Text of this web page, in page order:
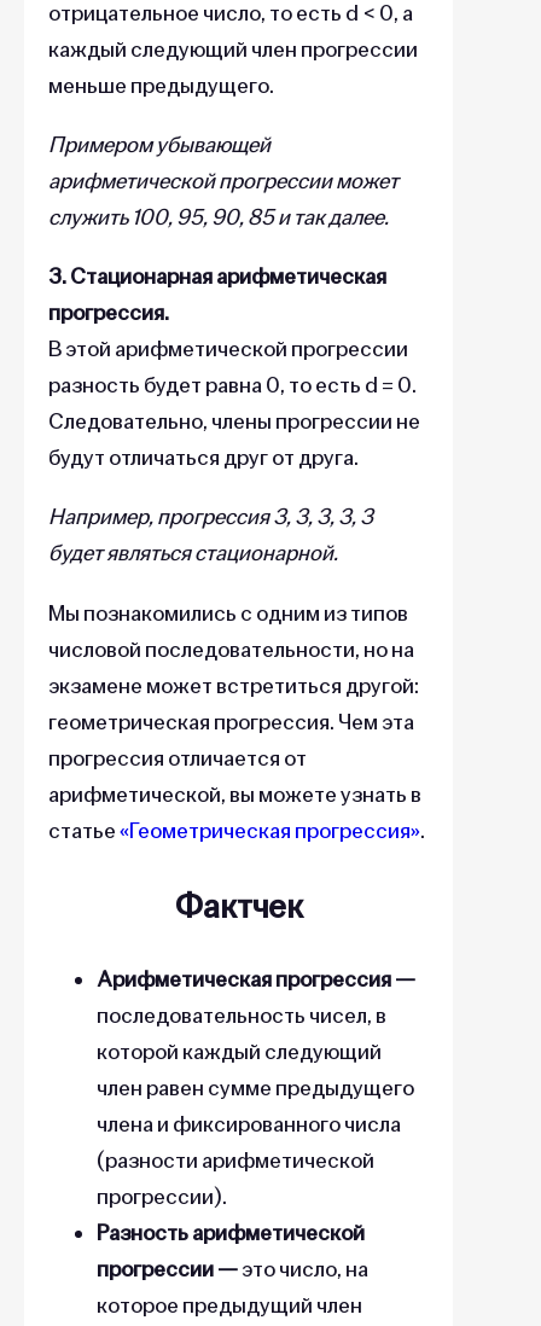
отрицательное число, то есть d < 0, а
каждый следующий член прогрессии
меньше предыдущего.
Примером убывающей
арифметической прогрессии может
служить 100, 95, 90, 85 и так далее.
3. Стационарная арифметическая
прогрессия.
В этой арифметической прогрессии
разность будет равна 0, то есть d = 0.
Следовательно, члены прогрессии не
будут отличаться друг от друга.
Например, прогрессия 3, 3, 3, 3, 3
будет являться стационарной.
Мы познакомились с одним из типов
числовой последовательности, но на
экзамене может встретиться другой:
геометрическая прогрессия. Чем эта
прогрессия отличается от
арифметической, вы можете узнать в
статье«Геометрическая прогрессия».
Фактчек
Арифметическая прогрессия —
последовательность чисел, в
которой каждый следующий
член равен сумме предыдущего
члена и фиксированного числа
(разности арифметической
прогрессии).
Разность арифметической
прогрессии —это число, на
которое предыдущий член